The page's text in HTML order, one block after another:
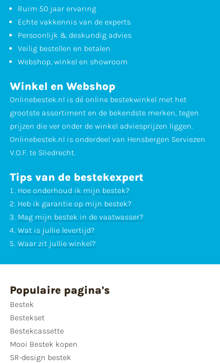
Ruim 50 jaar ervaring
Echte vakkennis van de experts
Persoonlijk & deskundig advies
Veilig bestellen en betalen
Webshop, winkel en showroom
Winkel en Webshop
Onlinebestek.nl is dé online bestekwinkel met het
grootste assortiment en de bekendste merken, tegen
prijzen die ver onder de winkel adviesprijzen liggen.
Onlinebestek.nl is onderdeel van Hensbergen Serviezen
V.O.F. te Sliedrecht.
Tips van de bestekexpert
Hoe onderhoud ik mijn bestek?
Heb ik garantie op mijn bestek?
Mag mijn bestek in de vaatwasser?
Wat is jullie levertijd?
Waar zit jullie winkel?
Populaire pagina's
Bestek
Bestekset
Bestekcassette
Mooi Bestek kopen
SR-design bestek